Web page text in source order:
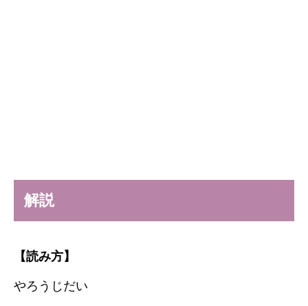
解説
【読み方】
やろうじだい